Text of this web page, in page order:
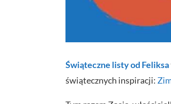
Świąteczne listy od Feliksa
świątecznych inspiracji: